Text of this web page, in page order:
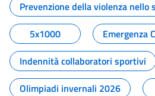
Prevenzione della violenza nello
5x1000
Emergenza
Indennità collaboratori sportivi
Olimpiadi invernali 2026